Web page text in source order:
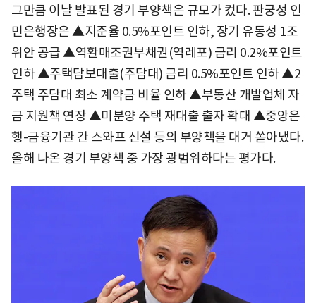
그만큼 이날 발표된 경기 부양책은 규모가 컸다. 판궁성 인
민은행장은 ▲지준율 0.5%포인트 인하, 장기 유동성 1조
위안 공급 ▲역환매조권부채권(역레포) 금리 0.2%포인트
인하 ▲주택담보대출(주담대) 금리 0.5%포인트 인하 ▲2
주택 주담대 최소 계약금 비율 인하 ▲부동산 개발업체 자
금 지원책 연장 ▲미분양 주택 재대출 출자 확대 ▲중앙은
행-금융기관 간 스와프 신설 등의 부양책을 대거 쏟아냈다.
올해 나온 경기 부양책 중 가장 광범위하다는 평가다.